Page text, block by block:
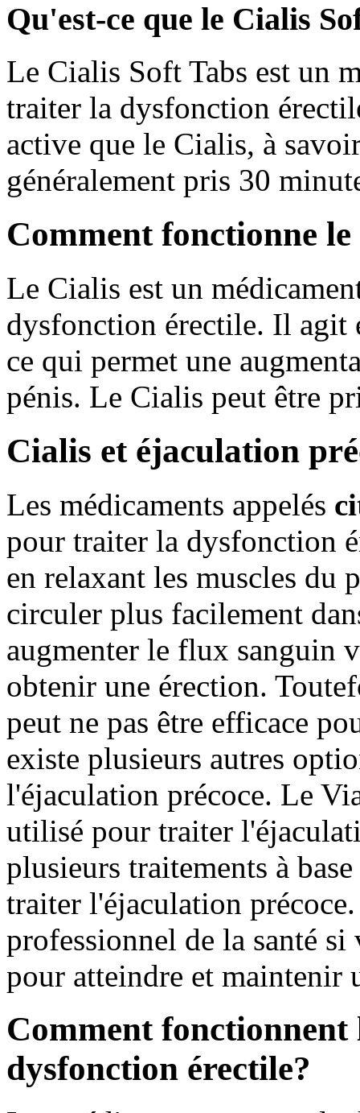
Qu'est-ce que le Cialis
Le Cialis Soft Tabs est un
traiter la dysfonction
active que le Cialis, à
généralement pris 30
Comment fonctionne
Le Cialis est un
dysfonction érectile. Il agit
ce qui permet une
pénis. Le Cialis peut être
Cialis et éjaculation
Les médicaments appelés
pour traiter la dysfonction
en relaxant les muscles du
circuler plus facilement
augmenter le flux sanguin
obtenir une érection.
peut ne pas être efficace
existe plusieurs autres
l'éjaculation précoce. Le
utilisé pour traiter
plusieurs traitements à
traiter l'éjaculation
professionnel de la santé
pour atteindre et maintenir
Comment fonctionnent
dysfonction érectile?